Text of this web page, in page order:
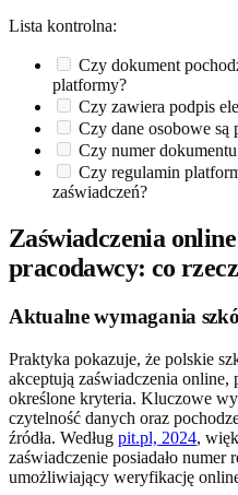
Lista kontrolna:
Czy dokument
platformy?
Czy zawiera podpis
Czy dane osobowe są
Czy numer
Czy regulamin
zaświadczeń?
Zaświadczenia online
pracodawcy: co
Aktualne wymagania
Praktyka pokazuje, że polskie
akceptują zaświadczenia online,
określone kryteria. Kluczowe
czytelność danych oraz
źródła. Według pit.pl, 2024,
zaświadczenie posiadało numer
umożliwiający weryfikację